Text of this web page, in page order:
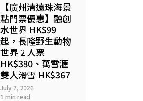
【廣州清遠珠海景
點門票優惠】融創
水世界 HK$99
起，長隆野生動物
世界 2 人票
HK$380、萬雪滙
雙人滑雪 HK$367
July 7, 2026
1 min read